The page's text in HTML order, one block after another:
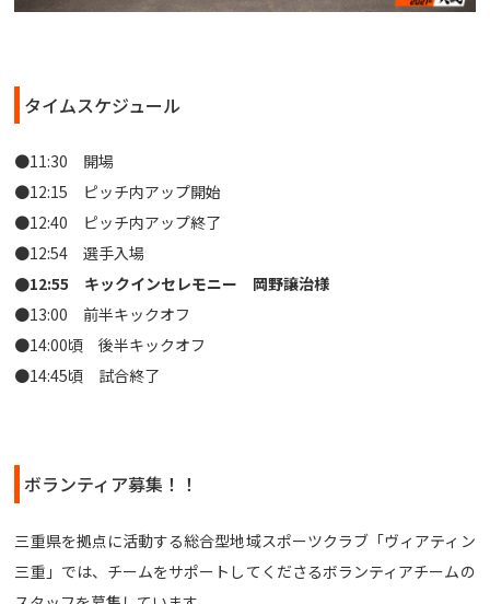
タイムスケジュール
●11:30 開場
●12:15 ピッチ内アップ開始
●12:40 ピッチ内アップ終了
●12:54 選手入場
●12:55 キックインセレモニー 岡野譲治様
●13:00 前半キックオフ
●14:00頃 後半キックオフ
●14:45頃 試合終了
ボランティア募集！！
三重県を拠点に活動する総合型地域スポーツクラブ「ヴィアティン
三重」では、チームをサポートしてくださるボランティアチームの